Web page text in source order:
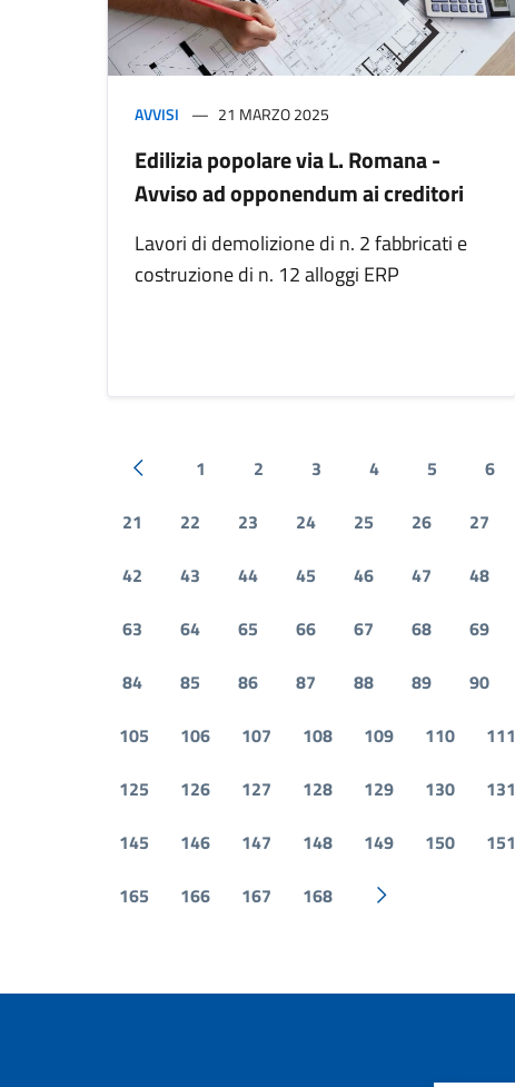
AVVISI 21 MARZO 2025
Edilizia popolare via L. Romana -
Avviso ad opponendum ai creditori
Lavori di demolizione di n. 2 fabbricati e
costruzione di n. 12 alloggi ERP
Pagina precedente
1 2 3 4 5 6
21
22 23 24 25 26 27
42
43 44 45 46 47 48
63
64 65 66 67 68 69
84
85 86 87 88 89 90
105
106 107 108 109 110 111
125
126 127 128 129 130 131
145
146 147 148 149 150 151
165
166 167 168
Pagina successiva